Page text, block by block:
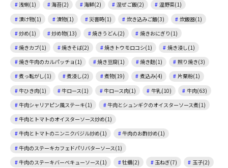
浅蜊(1) 海苔(2) 海鮮(2) 混ぜご飯(2)
温野菜(1)
漬け物(1)
漬物(1) 災害時(1) 炊き込みご飯(3)
炊飯器(1)
炒め(1)
炒め物(13) 焼きうどん(2)
焼きおにぎり(1)
焼きカブ(1)
焼きそば(2) 焼きトウモロコシ(1)
焼き浸し(1)
焼き牛肉のカルパッチョ(1)
焼き豆腐(1) 焼き麩(1)
照り焼き(3)
煮っ転がし(1)
煮浸し(2) 煮物(19) 煮込み(4)
片栗粉(1)
牛ひき肉(1)
牛ロース(1) 牛ロース肉(1) 牛乳(10)
牛肉(63)
牛肉シャリアピン風ステーキ(1)
牛肉とシュンギクのオイスターソース煮(1)
牛肉とトマトのオイスターソース炒め(1)
牛肉とトマトのニンニクバジル炒め(1)
牛肉のお酢炒め(1)
牛肉のステーキカフェドパリバターソース(1)
牛肉のステーキバーベキューソース(1)
牡蠣(2) 玉ねぎ(7)
玉子(2)